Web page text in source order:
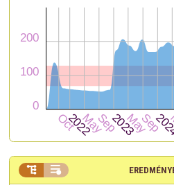
 